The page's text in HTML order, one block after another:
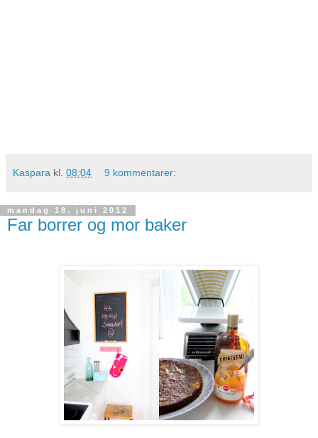
Kaspara kl. 08:04 9 kommentarer:
mandag 18. juni 2012
Far borrer og mor baker